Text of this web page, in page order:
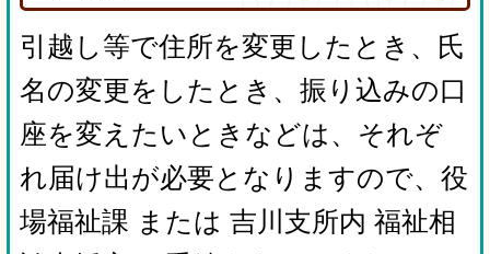
引越し等で住所を変更したとき、氏
名の変更をしたとき、振り込みの口
座を変えたいときなどは、それぞ
れ届け出が必要となりますので、役
場福祉課 または 吉川支所内 福祉相